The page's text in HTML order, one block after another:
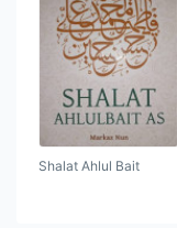
Shalat Ahlul Bait